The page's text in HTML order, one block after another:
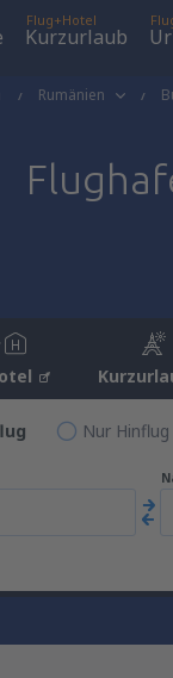
Flug+Hotel
Kurzurlaub
Rumänien
Nur Hinflug